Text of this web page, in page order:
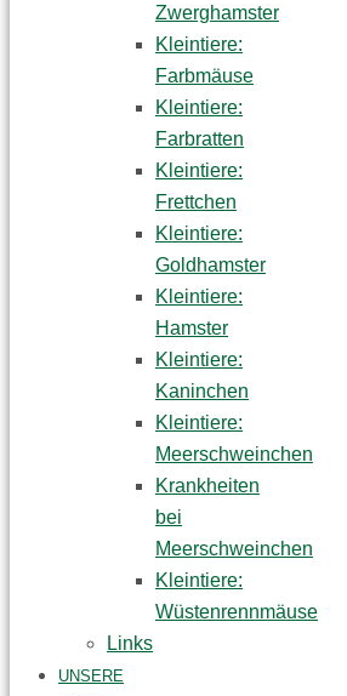
Zwerghamster
Kleintiere:
Farbmäuse
Kleintiere:
Farbratten
Kleintiere:
Frettchen
Kleintiere:
Goldhamster
Kleintiere:
Hamster
Kleintiere:
Kaninchen
Kleintiere:
Meerschweinchen
Krankheiten
bei
Meerschweinchen
Kleintiere:
Wüstenrennmäuse
Links
UNSERE